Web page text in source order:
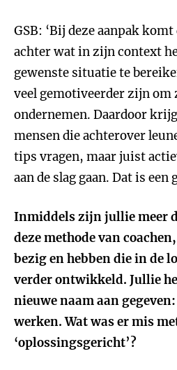
GSB: ‘Bij deze aanpak
achter wat in zijn context
gewenste situatie te
veel gemotiveerder zijn om
ondernemen. Daardoor
mensen die achterover
tips vragen, maar juist
aan de slag gaan. Dat is een
Inmiddels zijn jullie meer
deze methode van
bezig en hebben die in de
verder ontwikkeld. Jullie
nieuwe naam aan
werken. Wat was er mis
‘oplossingsgericht’?